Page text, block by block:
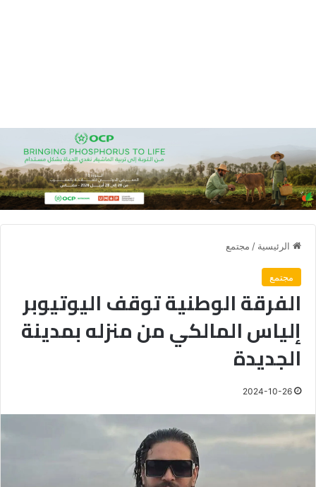
الرئيسية / مجتمع
مجتمع
الفرقة الوطنية توقف اليوتيوبر
إلياس المالكي من منزله بمدينة
الجديدة
2024-10-26